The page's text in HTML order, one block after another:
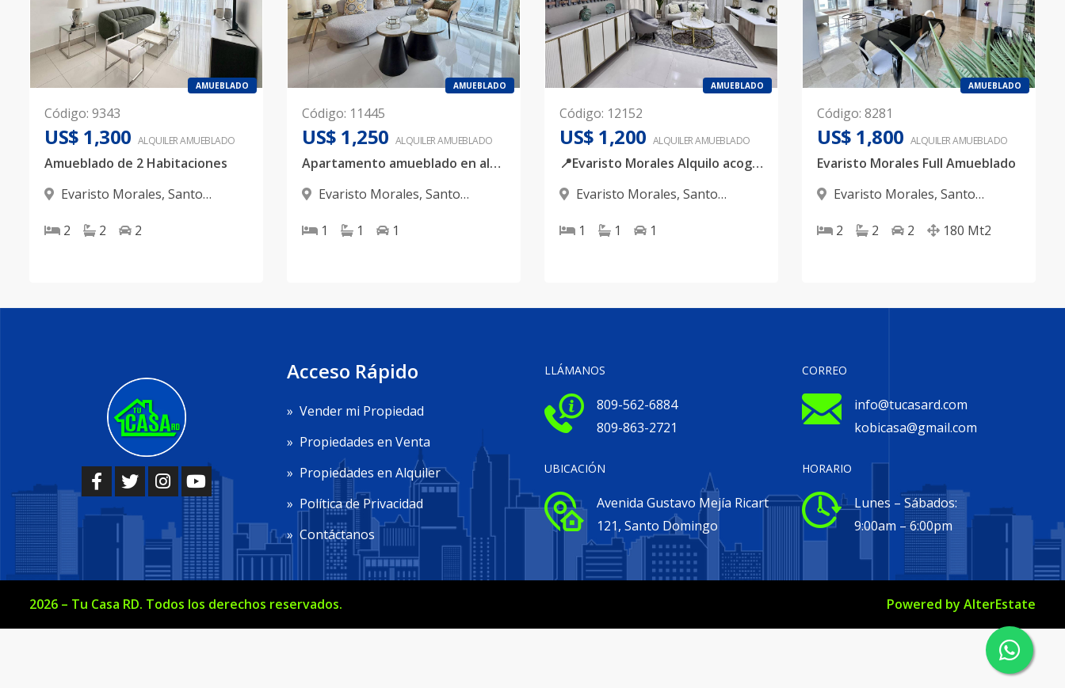
AMUEBLADO
Código: 9343
US$ 1,300 ALQUILERAMUEBLADO
Amueblado de 2 Habitaciones
Evaristo Morales, Santo
2
2 2
AMUEBLADO
Código: 11445
US$ 1,250 ALQUILERAMUEBLADO
Apartamento amueblado en alquiler, con varios servicios incluidos, ubicado en Evaristo Morales
Evaristo Morales, Santo
1
1 1
AMUEBLADO
Código: 12152
US$ 1,200 ALQUILERAMUEBLADO
📍Evaristo Morales Alquilo acogedor apartamento de 1 habitación completamente amoblado, ubicado en Evaristo Morales a pocos metros de la Churchill.
Evaristo Morales, Santo
1
1 1
AMUEBLADO
Código: 8281
US$ 1,800 ALQUILERAMUEBLADO
Evaristo Morales Full Amueblado
Evaristo Morales, Santo
2
2 2 180 Mt2
Acceso Rápido
» Vender mi Propiedad
» Propiedades en Venta
» Propiedades en Alquiler
» Política de Privacidad
» Contáctanos
LLÁMANOS
809-562-6884
809-863-2721
UBICACIÓN
Avenida Gustavo Mejía Ricart
121, Santo Domingo
CORREO
info@tucasard.com
kobicasa@gmail.com
HORARIO
Lunes – Sábados:
9:00am – 6:00pm
2026 – Tu Casa RD. Todos los derechos reservados. Powered by AlterEstate